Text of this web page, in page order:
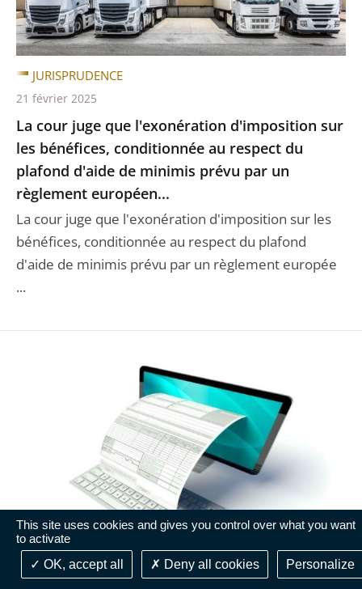
This site uses cookies and gives you control over what you want
to activate
OK, accept all
Deny all cookies Personalize
La cour juge que l'exonération d'imposition sur
les bénéfices, conditionnée au respect du
plafond d'aide de minimis prévu par un
règlement européen...
La cour juge que l'exonération d'imposition sur les
bénéfices, conditionnée au respect du plafond
d'aide de minimis prévu par un règlement europée
...
JURISPRUDENCE
21 février 2025
JURISPRUDENCE